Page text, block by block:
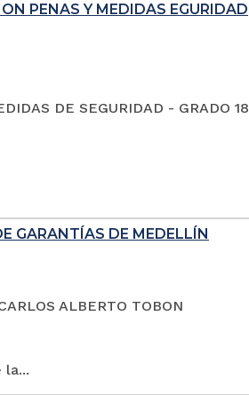
PENAS Y MEDIDAS EGURIDAD
DE SEGURIDAD - GRADO 18
GARANTÍAS DE MEDELLÍN
ALBERTO TOBON
la...